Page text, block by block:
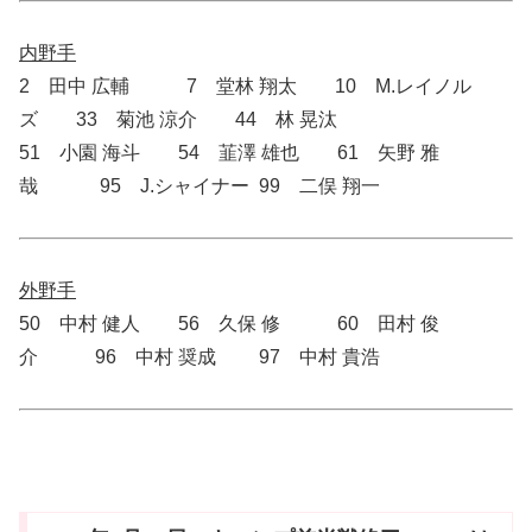
内野手
2 田中 広輔 7 堂林 翔太 10 M.レイノル
ズ 33 菊池 涼介 44 林 晃汰
51 小園 海斗 54 韮澤 雄也 61 矢野 雅
哉 95 J.シャイナー 99 二俣 翔一
外野手
50 中村 健人 56 久保 修 60 田村 俊
介 96 中村 奨成 97 中村 貴浩